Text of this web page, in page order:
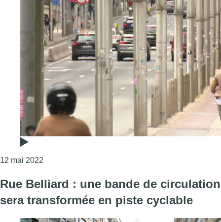
12 mai 2022
Rue Belliard : une bande de circulation
sera transformée en piste cyclable